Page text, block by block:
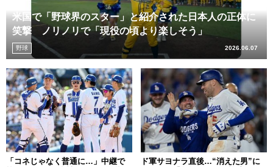
米国で「野球界のスター」と紹介された日本人の正体に
笑撃 ノリノリで「現役の頃より楽しそう」
野球 2026.06.07
「コネじゃなく普通に…」中継で
ド軍サヨナラ直後…“消えた男”に